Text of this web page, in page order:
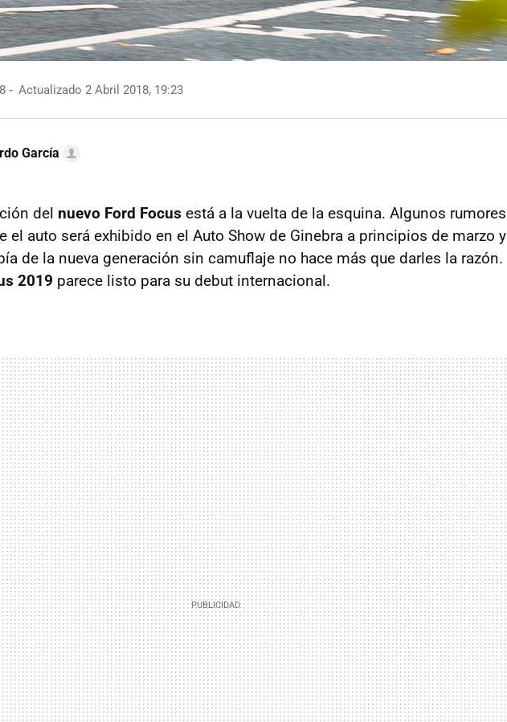
Actualizado 2 Abril 2018, 19:23
García
del nuevo Ford Focus está a la vuelta de la esquina. Algunos rumores
el auto será exhibido en el Auto Show de Ginebra a principios de marzo y
de la nueva generación sin camuflaje no hace más que darles la razón.
2019 parece listo para su debut internacional.